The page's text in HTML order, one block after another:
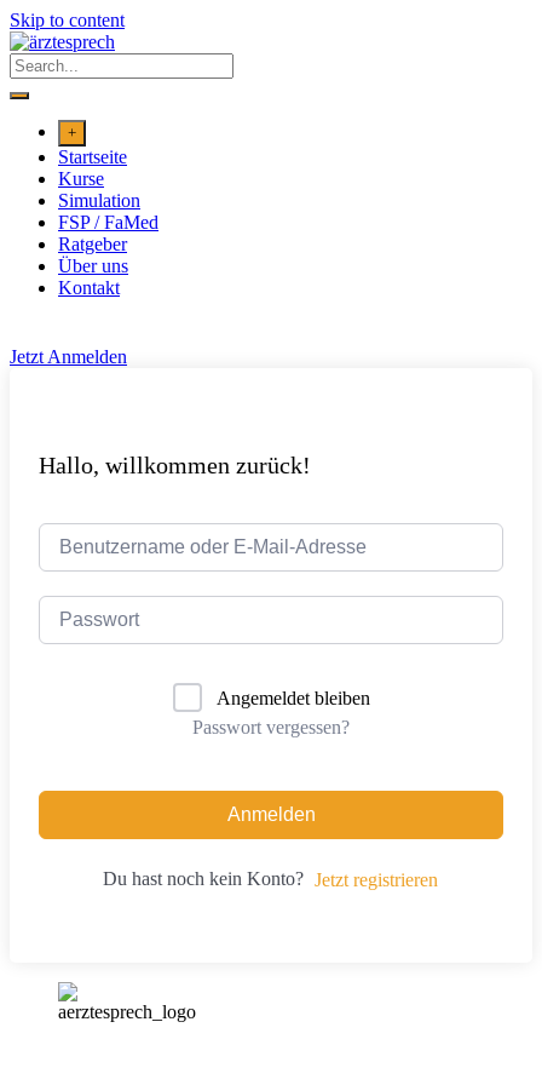
Skip to content
+
Startseite
Kurse
Simulation
FSP / FaMed
Ratgeber
Über uns
Kontakt
Jetzt Anmelden
Hallo, willkommen zurück!
Angemeldet bleiben
Passwort vergessen?
Anmelden
Du hast noch kein Konto? Jetzt registrieren